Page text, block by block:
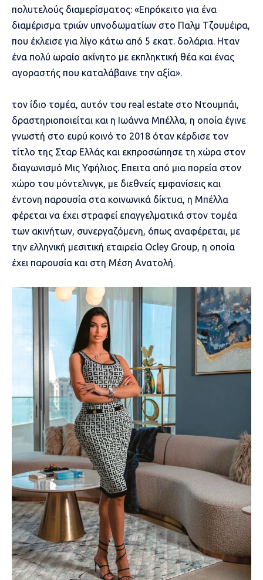
πολυτελούς διαμερίσματος: «Επρόκειτο για ένα
διαμέρισμα τριών υπνοδωματίων στο Παλμ Τζουμέιρα,
που έκλεισε για λίγο κάτω από 5 εκατ. δολάρια. Ηταν
ένα πολύ ωραίο ακίνητο με εκπληκτική θέα και ένας
αγοραστής που καταλάβαινε την αξία».
τον ίδιο τομέα, αυτόν του real estate στο Ντουμπάι,
δραστηριοποιείται και η Ιωάννα Μπέλλα, η οποία έγινε
γνωστή στο ευρύ κοινό το 2018 όταν κέρδισε τον
τίτλο της Σταρ Ελλάς και εκπροσώπησε τη χώρα στον
διαγωνισμό Μις Υφήλιος. Επειτα από μια πορεία στον
χώρο του μόντελινγκ, με διεθνείς εμφανίσεις και
έντονη παρουσία στα κοινωνικά δίκτυα, η Μπέλλα
φέρεται να έχει στραφεί επαγγελματικά στον τομέα
των ακινήτων, συνεργαζόμενη, όπως αναφέρεται, με
την ελληνική μεσιτική εταιρεία Ocley Group, η οποία
έχει παρουσία και στη Μέση Ανατολή.